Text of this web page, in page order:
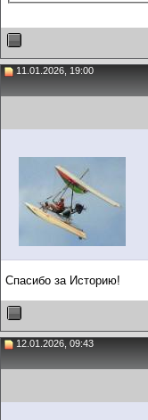
11.01.2026, 19:00
Спасибо за Историю!
12.01.2026, 09:43